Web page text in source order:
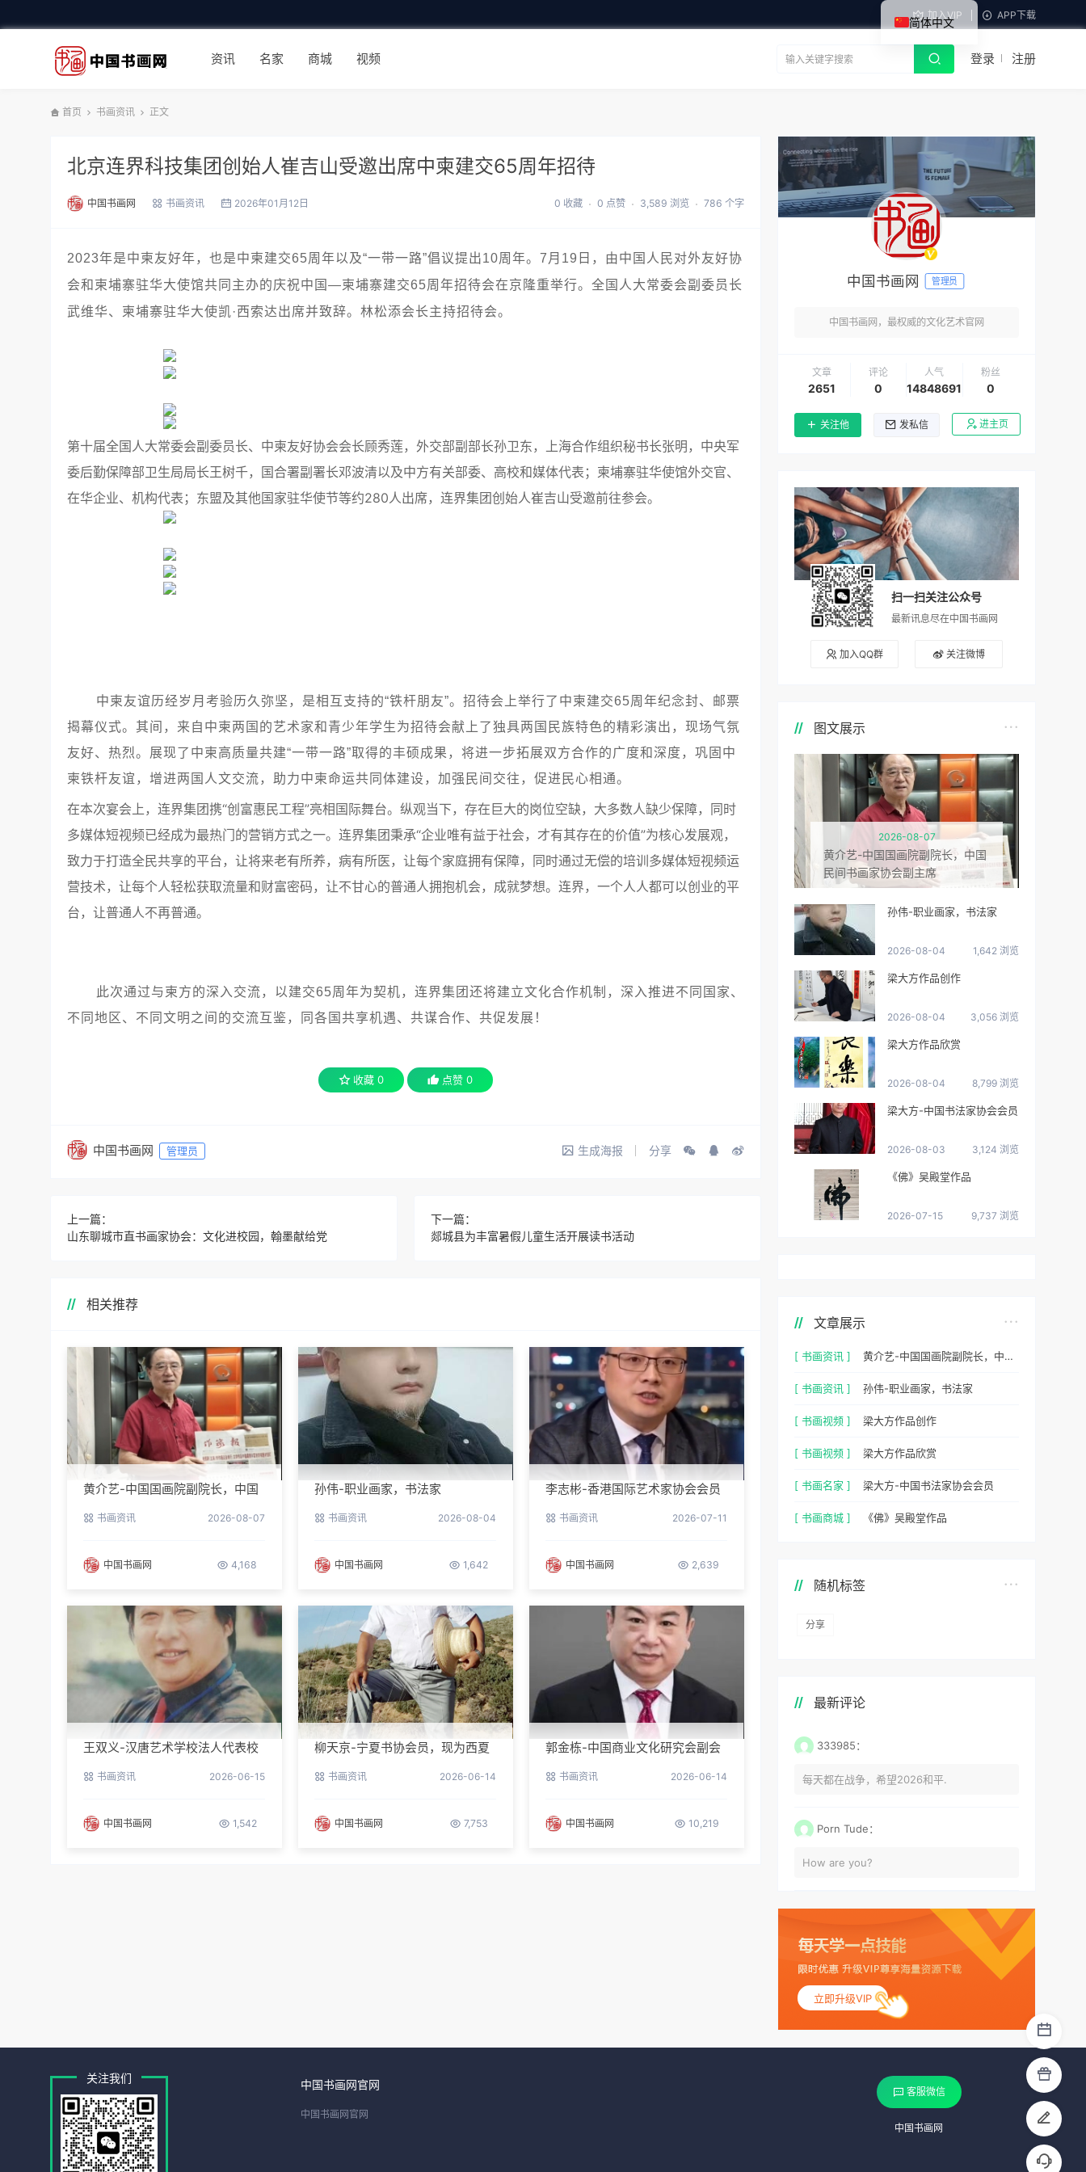
加入VIP APP下载
资讯 名家 商城 视频 登录 注册
首页 书画资讯 正文
北京连界科技集团创始人崔吉山受邀出席中柬建交65周年招待
中国书画网 书画资讯 2026年01月12日 0 收藏 0 点赞 3,589 浏览 786 个字
2023年是中柬友好年，也是中柬建交65周年以及“一带一路”倡议提出10周年。7月19日，由中国人民对外友好协
会和柬埔寨驻华大使馆共同主办的庆祝中国—柬埔寨建交65周年招待会在京隆重举行。全国人大常委会副委员长
武维华、柬埔寨驻华大使凯·西索达出席并致辞。林松添会长主持招待会。
第十届全国人大常委会副委员长、中柬友好协会会长顾秀莲，外交部副部长孙卫东，上海合作组织秘书长张明，中央军
委后勤保障部卫生局局长王树千，国合署副署长邓波清以及中方有关部委、高校和媒体代表；柬埔寨驻华使馆外交官、
在华企业、机构代表；东盟及其他国家驻华使节等约280人出席，连界集团创始人崔吉山受邀前往参会。
中柬友谊历经岁月考验历久弥坚，是相互支持的“铁杆朋友”。招待会上举行了中柬建交65周年纪念封、邮票
揭幕仪式。其间，来自中柬两国的艺术家和青少年学生为招待会献上了独具两国民族特色的精彩演出，现场气氛
友好、热烈。展现了中柬高质量共建“一带一路”取得的丰硕成果，将进一步拓展双方合作的广度和深度，巩固中
柬铁杆友谊，增进两国人文交流，助力中柬命运共同体建设，加强民间交往，促进民心相通。
在本次宴会上，连界集团携“创富惠民工程”亮相国际舞台。纵观当下，存在巨大的岗位空缺，大多数人缺少保障，同时
多媒体短视频已经成为最热门的营销方式之一。连界集团秉承“企业唯有益于社会，才有其存在的价值”为核心发展观，
致力于打造全民共享的平台，让将来老有所养，病有所医，让每个家庭拥有保障，同时通过无偿的培训多媒体短视频运
营技术，让每个人轻松获取流量和财富密码，让不甘心的普通人拥抱机会，成就梦想。连界，一个人人都可以创业的平
台，让普通人不再普通。
此次通过与柬方的深入交流，以建交65周年为契机，连界集团还将建立文化合作机制，深入推进不同国家、
不同地区、不同文明之间的交流互鉴，同各国共享机遇、共谋合作、共促发展！
收藏 0 点赞 0
中国书画网 管理员 生成海报 分享
上一篇：
山东聊城市直书画家协会：文化进校园，翰墨献给党
下一篇：
郯城县为丰富暑假儿童生活开展读书活动
相关推荐
黄介艺-中国国画院副院长，中国
书画资讯 2026-08-07
中国书画网 4,168
孙伟-职业画家，书法家
书画资讯 2026-08-04
中国书画网 1,642
李志彬-香港国际艺术家协会会员
书画资讯 2026-07-11
中国书画网 2,639
王双义-汉唐艺术学校法人代表校
书画资讯 2026-06-15
中国书画网 1,542
柳天京-宁夏书协会员，现为西夏
书画资讯 2026-06-14
中国书画网 7,753
郭金栋-中国商业文化研究会副会
书画资讯 2026-06-14
中国书画网 10,219
中国书画网 管理员
中国书画网，最权威的文化艺术官网
文章
2651
评论
0
人气
14848691
粉丝
0
关注他 发私信 进主页
扫一扫关注公众号
最新讯息尽在中国书画网
加入QQ群 关注微博
图文展示
2026-08-07
黄介艺-中国国画院副院长，中国
民间书画家协会副主席
孙伟-职业画家，书法家
2026-08-04 1,642 浏览
梁大方作品创作
2026-08-04 3,056 浏览
梁大方作品欣赏
2026-08-04 8,799 浏览
梁大方-中国书法家协会会员
2026-08-03 3,124 浏览
《佛》吴殿堂作品
2026-07-15 9,737 浏览
文章展示
[ 书画资讯 ] 黄介艺-中国国画院副院长，中国民间书画家协会副主席
[ 书画资讯 ] 孙伟-职业画家，书法家
[ 书画视频 ] 梁大方作品创作
[ 书画视频 ] 梁大方作品欣赏
[ 书画名家 ] 梁大方-中国书法家协会会员
[ 书画商城 ] 《佛》吴殿堂作品
随机标签
分享
最新评论
333985：
每天都在战争，希望2026和平.
Porn Tude：
How are you?
立即升级VIP
关注我们 中国书画网官网
中国书画网官网
客服微信
中国书画网
简体中文